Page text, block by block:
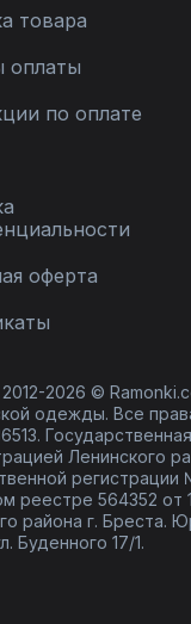
товара
оплаты
по оплате
оферта
2026 ©
одежды. Все
Ленинского
реестре 564352 от
района г. Бреста.
Буденного 17/1.